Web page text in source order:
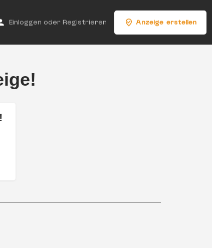
Einloggen oder Registrieren Anzeige erstellen